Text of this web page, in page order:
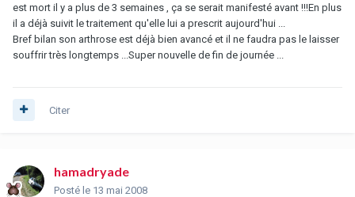
est mort il y a plus de 3 semaines , ça se serait manifesté avant !!!En plus
il a déjà suivit le traitement qu'elle lui a prescrit aujourd'hui ...
Bref bilan son arthrose est déjà bien avancé et il ne faudra pas le laisser
souffrir très longtemps ...Super nouvelle de fin de journée ...
Citer
hamadryade
Posté le 13 mai 2008